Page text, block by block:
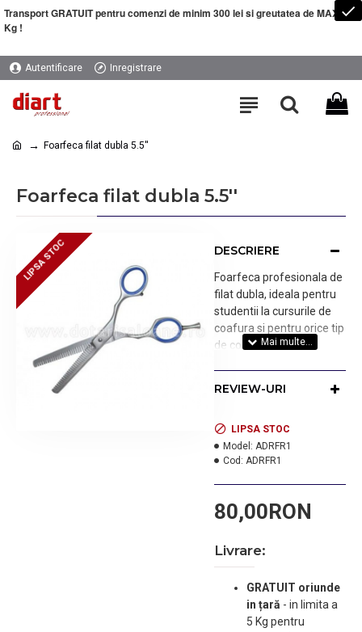
Transport GRATUIT pentru comenzi de minim 300 lei si greutatea de MAXIM 5
Kg !
Autentificare Inregistrare
Foarfeca filat dubla 5.5''
Foarfeca filat dubla 5.5''
LIPSA STOC
LIPSA STOC DESCRIERE
Foarfeca profesionala de
filat dubla, ideala pentru
studentii la cursurile de
coafura si pentru orice tip
de coafura ultra-
rezistent, prevazuta cu
de volum. Dimensiuni:
5.5'' = 14cm.
REVIEW-URI
80,00RON
LIPSA STOC
Model: ADRFR1
Cod: ADRFR1
Livrare:
GRATUIT oriunde
in țară - in limita a
5 Kg pentru